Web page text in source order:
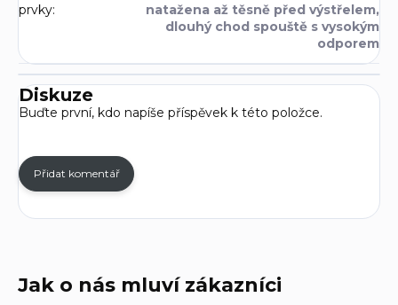
prvky:
natažena až těsně před výstřelem,
dlouhý chod spouště s vysokým
odporem
Diskuze
Buďte první, kdo napíše příspěvek k této položce.
Přidat komentář